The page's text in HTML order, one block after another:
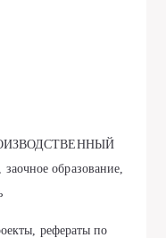
образование,
рефераты по